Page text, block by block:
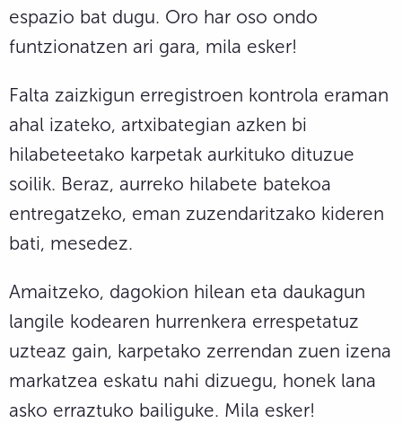
espazio bat dugu. Oro har oso ondo
funtzionatzen ari gara, mila esker!
Falta zaizkigun erregistroen kontrola eraman
ahal izateko, artxibategian azken bi
hilabeteetako karpetak aurkituko dituzue
soilik. Beraz, aurreko hilabete batekoa
entregatzeko, eman zuzendaritzako kideren
bati, mesedez.
Amaitzeko, dagokion hilean eta daukagun
langile kodearen hurrenkera errespetatuz
uzteaz gain, karpetako zerrendan zuen izena
markatzea eskatu nahi dizuegu, honek lana
asko erraztuko bailiguke. Mila esker!